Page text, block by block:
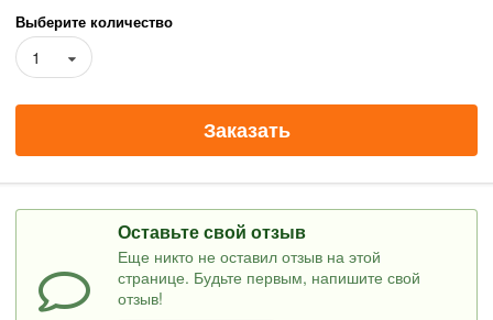
Выберите количество
1
Заказать
Оставьте свой отзыв
Еще никто не оставил отзыв на этой
странице. Будьте первым, напишите свой
отзыв!